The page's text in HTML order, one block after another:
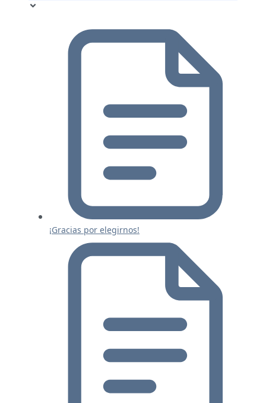
¡Gracias por elegirnos!